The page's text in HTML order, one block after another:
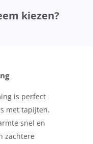
kiezen?
is perfect
met tapijten.
snel en
zachtere